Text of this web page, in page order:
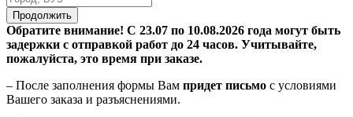
Продолжить
Обратите внимание! С 23.07 по 10.08.2026 года могут быть
задержки с отправкой работ до 24 часов. Учитывайте,
пожалуйста, это время при заказе.
– После заполнения формы Вам придет письмо с условиями
Вашего заказа и разъяснениями.